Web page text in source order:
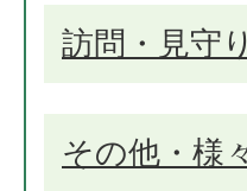
訪問・見守り
その他・様